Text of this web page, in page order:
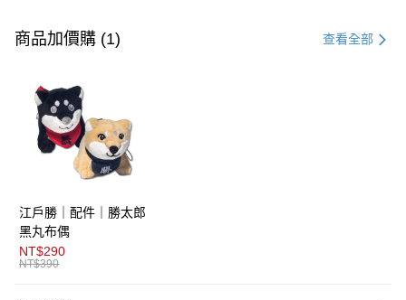
信用卡一次付款
LINE Pay
AFTEE先享後付
【關於「AFTEE先享後付」】
便利好安心！
１．簡單：不需註冊會員、不需綁卡、不需儲值。
２．便利：只要手機號碼，簡訊認證，即可結帳。
３．安心：先確認商品／服務後，再付款。
運送方式
全家取貨付款
商品加價購 (1) 查看全部
江戶勝｜配件｜勝太郎
黑丸布偶
NT$290
NT$390